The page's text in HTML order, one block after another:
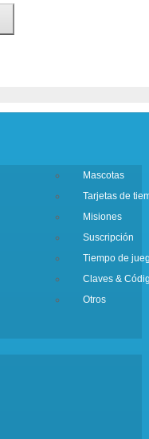
Mascotas
Tarjetas de
Misiones
Suscripción
Tiempo de
Claves &
Otros